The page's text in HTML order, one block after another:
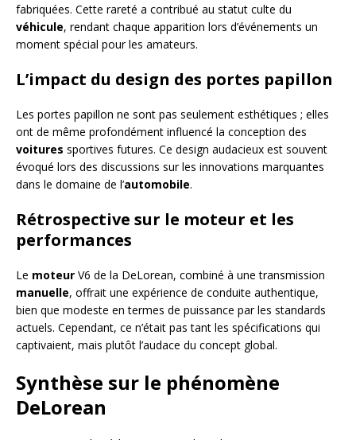
fabriquées. Cette rareté a contribué au statut culte du
véhicule, rendant chaque apparition lors d’événements un
moment spécial pour les amateurs.
L’impact du design des portes papillon
Les portes papillon ne sont pas seulement esthétiques ; elles
ont de même profondément influencé la conception des
voitures sportives futures. Ce design audacieux est souvent
évoqué lors des discussions sur les innovations marquantes
dans le domaine de l’automobile.
Rétrospective sur le moteur et les
performances
Le moteur V6 de la DeLorean, combiné à une transmission
manuelle, offrait une expérience de conduite authentique,
bien que modeste en termes de puissance par les standards
actuels. Cependant, ce n’était pas tant les spécifications qui
captivaient, mais plutôt l’audace du concept global.
Synthèse sur le phénomène
DeLorean